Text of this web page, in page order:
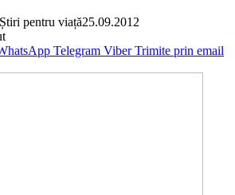
Știri pentru viață25.09.2012
Telegram Viber Trimite prin email